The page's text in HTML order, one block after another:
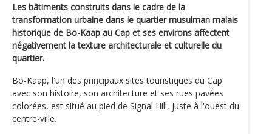
Les bâtiments construits dans le cadre de la
transformation urbaine dans le quartier musulman malais
historique de Bo-Kaap au Cap et ses environs affectent
négativement la texture architecturale et culturelle du
quartier.
Bo-Kaap, l'un des principaux sites touristiques du Cap
avec son histoire, son architecture et ses rues pavées
colorées, est situé au pied de Signal Hill, juste à l'ouest du
centre-ville.